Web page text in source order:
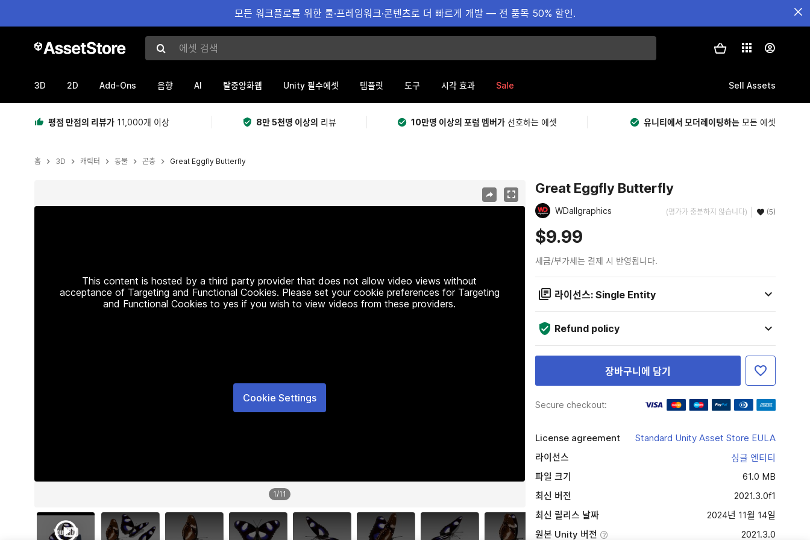
모든 워크플로를 위한 툴·프레임워크·콘텐츠로 더 빠르게 개발 — 전 품목 50% 할인.
에셋 검색
3D 2D Add-Ons 음향 AI 탈중앙화웹 Unity 필수에셋 템플릿 도구 시각 효과 Sale Sell Assets
평점 만점의 리뷰가 11,000개 이상 8만 5천명 이상의 리뷰 10만명 이상의 포럼 멤버가 선호하는 에셋 유니티에서 모더레이팅하는 모든 에셋
홈 3D 캐릭터 동물 곤충 Great Eggfly Butterfly
This content is hosted by a third party provider that does not allow video views without
acceptance of Targeting and Functional Cookies. Please set your cookie preferences for Targeting
and Functional Cookies to yes if you wish to view videos from these providers.
Cookie Settings
1/11
Great Eggfly Butterfly
WDallgraphics (평가가 충분하지 않습니다) (5)
$9.99
세금/부가세는 결제 시 반영됩니다.
라이선스: Single Entity
Refund policy
장바구니에 담기
Secure checkout:
License agreement
Standard Unity Asset Store EULA
라이선스
싱글 엔티티
파일 크기
61.0 MB
최신 버전
2021.3.0f1
최신 릴리스 날짜
2024년 11월 14일
원본 Unity 버전
2021.3.0